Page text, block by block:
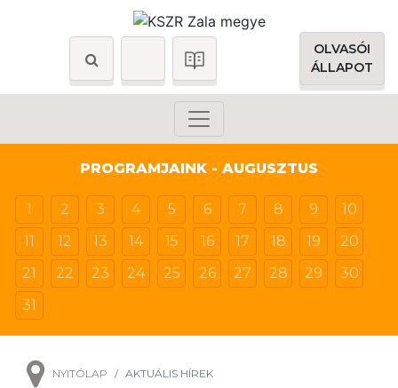
OLVASÓI
ÁLLAPOT
PROGRAMJAINK - AUGUSZTUS
1 2 3 4 5 6 7 8 9
10
11
12 13 14 15 16 17 18 19
20
21
22 23 24 25 26 27 28 29
30
31
NYITÓLAP AKTUÁLIS HÍREK